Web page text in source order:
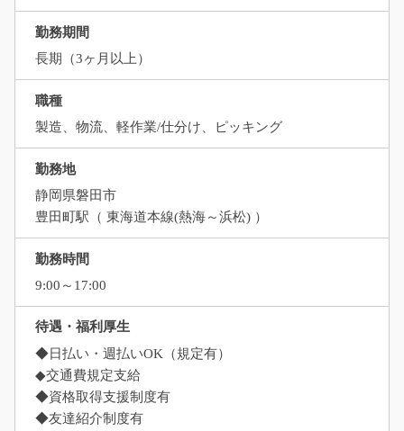
勤務期間
長期（3ヶ月以上）
職種
製造、物流、軽作業/仕分け、ピッキング
勤務地
静岡県磐田市
豊田町駅（ 東海道本線(熱海～浜松) ）
勤務時間
9:00～17:00
待遇・福利厚生
◆日払い・週払いOK（規定有）
◆交通費規定支給
◆資格取得支援制度有
◆友達紹介制度有